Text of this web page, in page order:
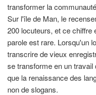
transformer la
Sur l'île de Man, le
200 locuteurs, et ce chiffre
parole est rare. Lorsqu'un
transcrire de vieux
se transforme en un
que la renaissance des
non de slogans.